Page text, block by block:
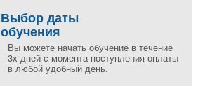
Выбор даты
обучения
Вы можете начать обучение в течение
3х дней с момента поступления оплаты
в любой удобный день.